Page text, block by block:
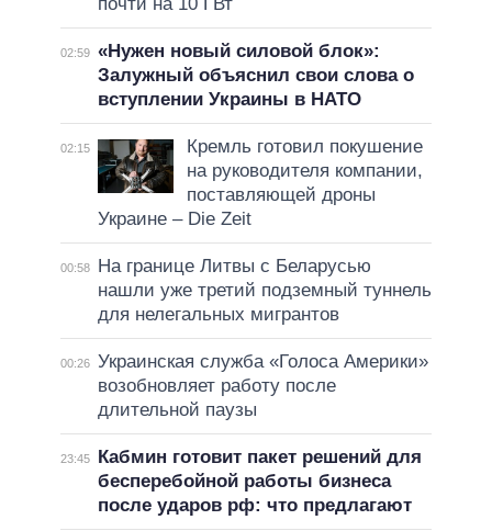
почти на 10 ГВт
02:59 «Нужен новый силовой блок»:
Залужный объяснил свои слова о
вступлении Украины в НАТО
02:15
Кремль готовил покушение
на руководителя компании,
поставляющей дроны
Украине – Die Zeit
00:58
На границе Литвы с Беларусью
нашли уже третий подземный туннель
для нелегальных мигрантов
00:26 Украинская служба «Голоса Америки»
возобновляет работу после
длительной паузы
23:45
Кабмин готовит пакет решений для
бесперебойной работы бизнеса
после ударов рф: что предлагают